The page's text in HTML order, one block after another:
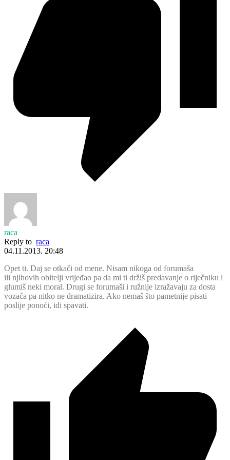
raca
Reply to raca
04.11.2013. 20:48
Opet ti. Daj se otkači od mene. Nisam nikoga od forumaša
ili njihovih obitelji vrijeđao pa da mi ti držiš predavanje o riječniku i
glumiš neki moral. Drugi se forumaši i ružnije izražavaju za dosta
vozača pa nitko ne dramatizira. Ako nemaš što pametnije pisati
poslije ponoći, idi spavati.